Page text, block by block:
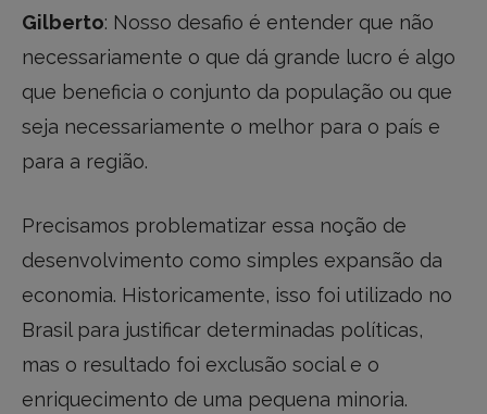
Gilberto: Nosso desafio é entender que não
necessariamente o que dá grande lucro é algo
que beneficia o conjunto da população ou que
seja necessariamente o melhor para o país e
para a região.
Precisamos problematizar essa noção de
desenvolvimento como simples expansão da
economia. Historicamente, isso foi utilizado no
Brasil para justificar determinadas políticas,
mas o resultado foi exclusão social e o
enriquecimento de uma pequena minoria.